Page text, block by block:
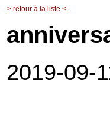
-> retour à la liste <-
2019-09-